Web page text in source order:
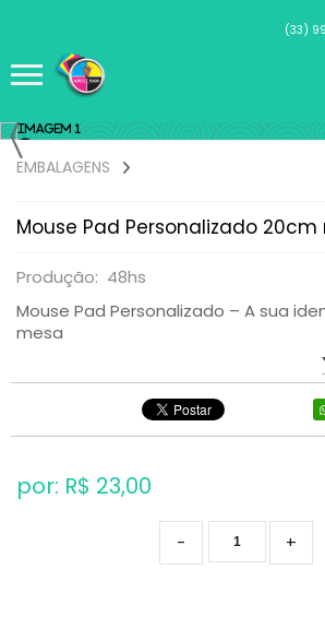
(33)
EMBALAGENS
Mouse Pad Personalizado
Produção: 48hs
Mouse Pad Personalizado – A sua
mesa
por: R$ 23,00
+
-